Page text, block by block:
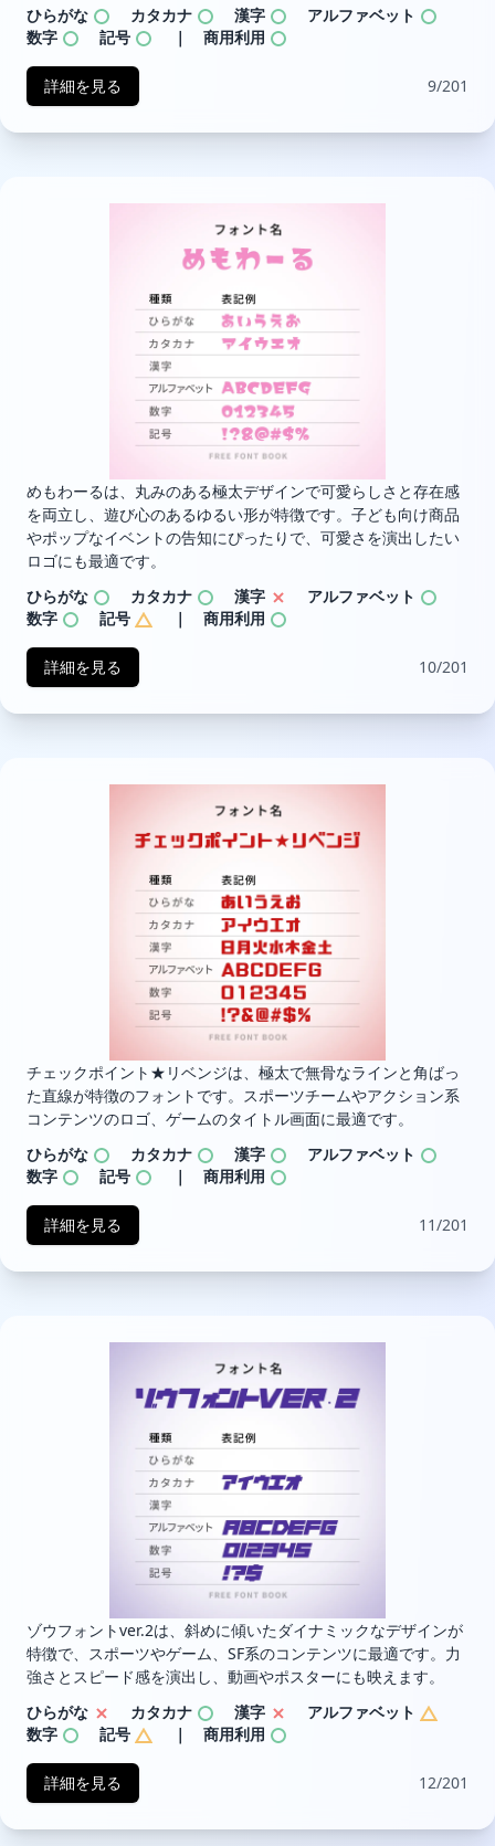
ひらがな カタカナ 漢字
アルファベット
数字
記号 ｜ 商用利用
詳細を見る 9/201
めもわーるは、丸みのある極太デザインで可愛らしさと存在感
を両立し、遊び心のあるゆるい形が特徴です。子ども向け商品
やポップなイベントの告知にぴったりで、可愛さを演出したい
ロゴにも最適です。
ひらがな
カタカナ 漢字
アルファベット
数字
記号 ｜ 商用利用
詳細を見る 10/201
チェックポイント★リベンジは、極太で無骨なラインと角ばっ
た直線が特徴のフォントです。スポーツチームやアクション系
コンテンツのロゴ、ゲームのタイトル画面に最適です。
ひらがな
カタカナ 漢字
アルファベット
数字
記号 ｜ 商用利用
詳細を見る 11/201
ゾウフォントver.2は、斜めに傾いたダイナミックなデザインが
特徴で、スポーツやゲーム、SF系のコンテンツに最適です。力
強さとスピード感を演出し、動画やポスターにも映えます。
ひらがな
カタカナ 漢字
アルファベット
数字
記号 ｜ 商用利用
詳細を見る 12/201